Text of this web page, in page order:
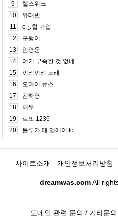
9
헬스위크
10
유태빈
11
e농협 가입
12
구렁이
13
임영웅
14
여기 부족한 것 없네
15
끼리끼리 노래
16
오마이 뉴스
17
김하영
18
채무
19
로또 1236
20
톨루카 대 엘에이 fc
사이트소개 개인정보처리방침
dreamwas.comAll
도메인 관련 문의 / 기타문